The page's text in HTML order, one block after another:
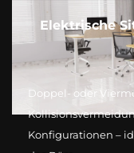
Doppel- oder
Konfigurationen –
Elektrische